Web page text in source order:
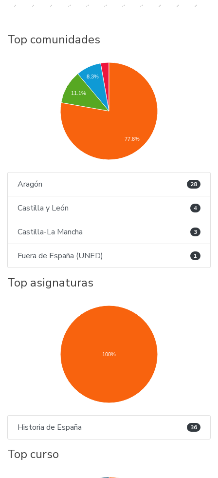
.. .. .. .. .. .. .. .. .. .. ..
Top comunidades
8.3%
11.1%
77.8%
Aragón 28
Castilla y León 4
Castilla-La Mancha 3
Fuera de España (UNED) 1
Top asignaturas
100%
Historia de España 36
Top curso